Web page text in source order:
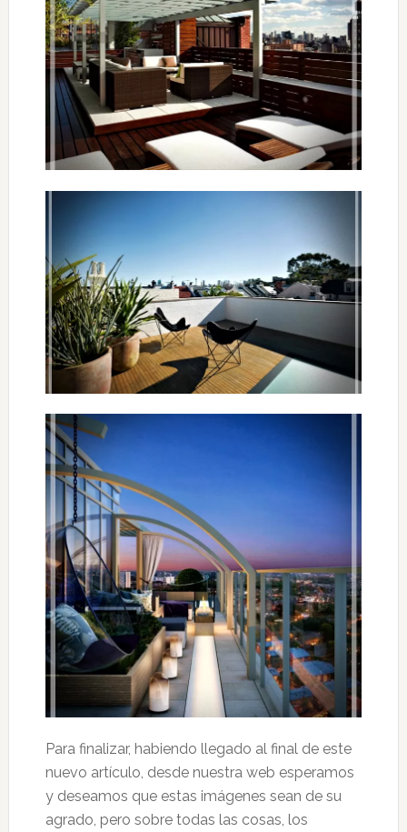
Para finalizar, habiendo llegado al final de este
nuevo artículo, desde nuestra web esperamos
y deseamos que estas imágenes sean de su
agrado, pero sobre todas las cosas, los